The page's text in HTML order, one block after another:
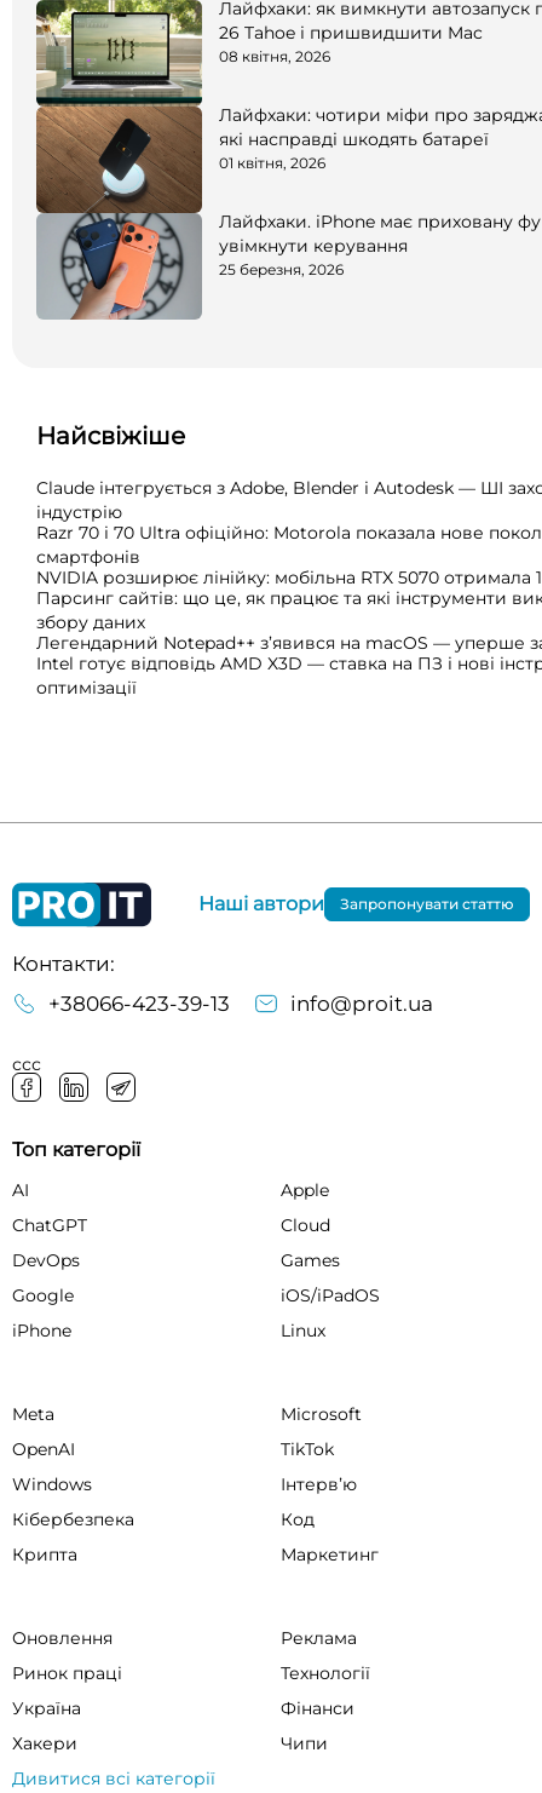
Лайфхаки: як вимкнути автозапуск
26 Tahoe і пришвидшити Mac
08 квітня, 2026
Лайфхаки: чотири міфи про
які насправді шкодять батареї
01 квітня, 2026
Лайфхаки. iPhone має приховану
увімкнути керування
25 березня, 2026
Найсвіжіше
Claude інтегрується з Adobe, Blender і Autodesk — ШІ
індустрію
Razr 70 і 70 Ultra офіційно: Motorola показала нове
смартфонів
NVIDIA розширює лінійку: мобільна RTX 5070 отримала
Парсинг сайтів: що це, як працює та які інструменти
збору даних
Легендарний Notepad++ з’явився на macOS — уперше
Intel готує відповідь AMD X3D — ставка на ПЗ і нові
оптимізації
Контакти:
+38066-423-39-13
info@proit.ua
ссс
Наші автори Запропонувати статтю
Топ категорії
AI
Apple
ChatGPT
Cloud
DevOps
Games
Google
iOS/iPadOS
iPhone
Linux
Meta
Microsoft
OpenAI
TikTok
Windows
Інтервʼю
Кібербезпека
Код
Крипта
Маркетинг
Оновлення
Реклама
Ринок праці
Технології
Україна
Фінанси
Хакери
Чипи
Дивитися всі категорії